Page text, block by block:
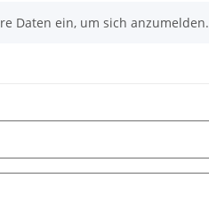
Daten ein, um sich anzumelden.